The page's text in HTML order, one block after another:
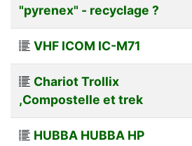
"pyrenex" - recyclage ?
VHF ICOM IC-M71
Chariot Trollix
,Compostelle et trek
HUBBA HUBBA HP